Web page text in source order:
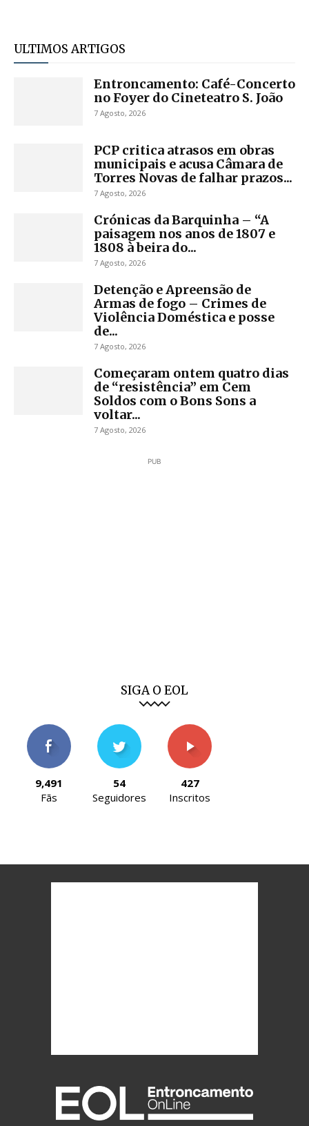
ULTIMOS ARTIGOS
Entroncamento: Café-Concerto
no Foyer do Cineteatro S. João
7 Agosto, 2026
PCP critica atrasos em obras
municipais e acusa Câmara de
Torres Novas de falhar prazos...
7 Agosto, 2026
Crónicas da Barquinha – “A
paisagem nos anos de 1807 e
1808 à beira do...
7 Agosto, 2026
Detenção e Apreensão de
Armas de fogo – Crimes de
Violência Doméstica e posse
de...
7 Agosto, 2026
Começaram ontem quatro dias
de “resistência” em Cem
Soldos com o Bons Sons a
voltar...
7 Agosto, 2026
PUB
SIGA O EOL
9,491
Fãs
54
Seguidores
427
Inscritos